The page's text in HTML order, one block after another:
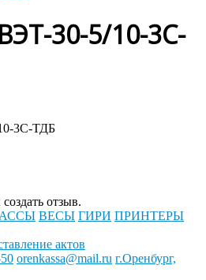
30-5/10-3С-
отзыв.
ВЕСЫ ГИРИ ПРИНТЕРЫ
актов
orenkassa@mail.ru г.Оренбург,